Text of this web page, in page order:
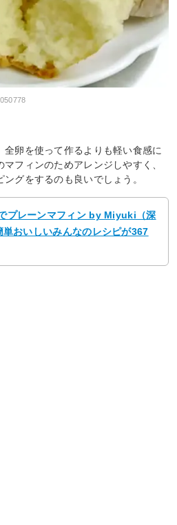
卵を使って作るよりも軽い食感に
フィンのためアレンジしやすく、
グをするのも良いでしょう。
プレーンマフィン by Miyuki（深
おいしいみんなのレシピが367